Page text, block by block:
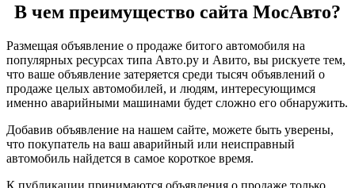
В чем преимущество сайта МосАвто?
Размещая объявление о продаже битого автомобиля на
популярных ресурсах типа Авто.ру и Авито, вы рискуете тем,
что ваше объявление затеряется среди тысяч объявлений о
продаже целых автомобилей, и людям, интересующимся
именно аварийными машинами будет сложно его обнаружить.
Добавив объявление на нашем сайте, можете быть уверены,
что покупатель на ваш аварийный или неисправный
автомобиль найдется в самое короткое время.
К публикации принимаются объявления о продаже только